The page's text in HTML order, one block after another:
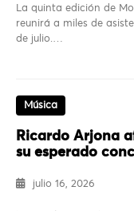
La quinta edición de
reunirá a miles de
de julio.…
Música
Ricardo Arjona
su esperado
julio 16, 2026